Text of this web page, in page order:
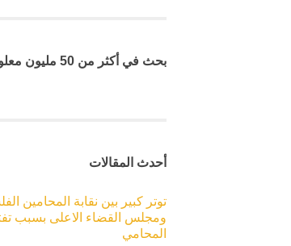
بحث في أكثر من 50 مليون معلومة قانونية
أحدث المقالات
توتر كبير بين نقابة المحامين
ومجلس القضاء الاعلى بسبب
المحامي